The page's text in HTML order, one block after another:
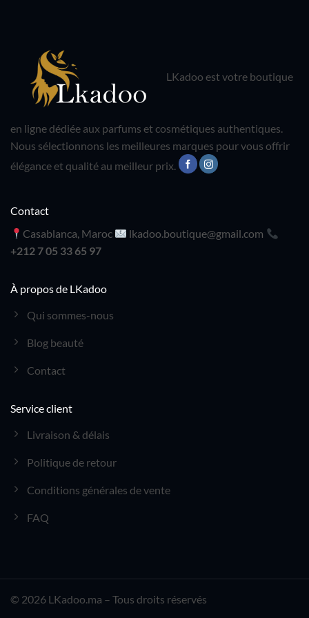
LKadoo est votre boutique
en ligne dédiée aux parfums et cosmétiques authentiques.
Nous sélectionnons les meilleures marques pour vous offrir
élégance et qualité au meilleur prix.
À propos de LKadoo
Qui sommes-nous
Blog beauté
Contact
Service client
Livraison & délais
Politique de retour
Conditions générales de vente
FAQ
Contact
Casablanca, Maroc
lkadoo.boutique@gmail.com
+212 7 05 33 65 97
© 2026 LKadoo.ma – Tous droits réservés